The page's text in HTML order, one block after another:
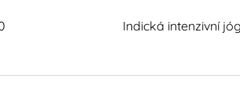
Indická intenzivní